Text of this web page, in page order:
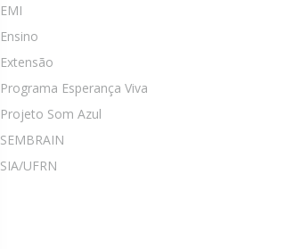
EMI
Ensino
Extensão
Programa Esperança Viva
Projeto Som Azul
SEMBRAIN
SIA/UFRN